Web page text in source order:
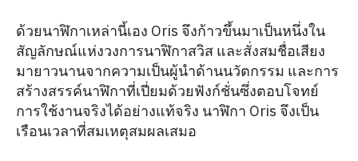
ด้วยนาฬิกาเหล่านี้เอง Oris จึงก้าวขึ้นมาเป็นหนึ่งใน
สัญลักษณ์แห่งวงการนาฬิกาสวิส และสั่งสมชื่อเสียง
มายาวนานจากความเป็นผู้นำด้านนวัตกรรม และการ
สร้างสรรค์นาฬิกาที่เปี่ยมด้วยฟังก์ชั่นซึ่งตอบโจทย์
การใช้งานจริงได้อย่างแท้จริง นาฬิกา Oris จึงเป็น
เรือนเวลาที่สมเหตุสมผลเสมอ